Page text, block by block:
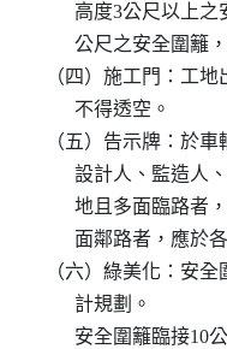
高度3公尺以
公尺之安全圍
（四）施工門：工
          不得透空。
（五）告示牌：於
設計人、監
地且多面臨
面鄰路者，應
（六）綠美化：安
          計規劃。
安全圍籬臨